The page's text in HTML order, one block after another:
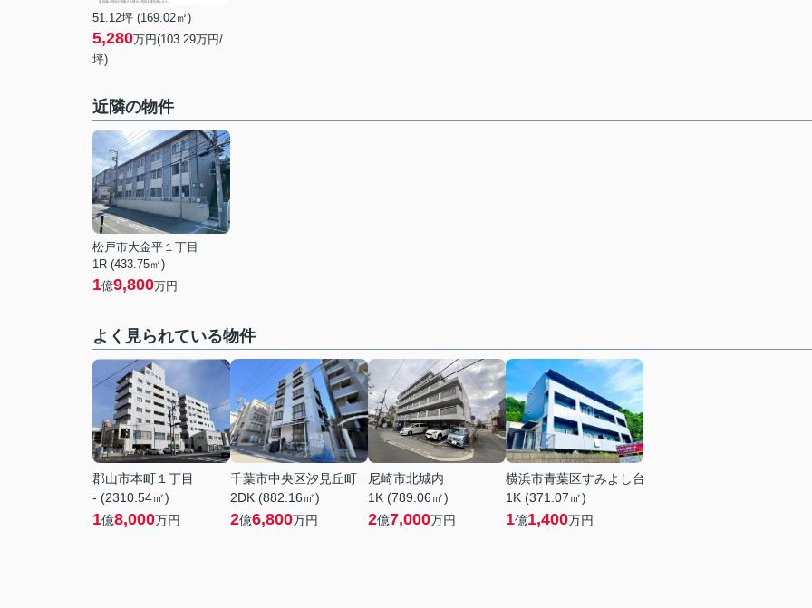
51.12坪 (169.02㎡)
5,280万円(103.29万円/
坪)
近隣の物件
松戸市大金平１丁目
1R (433.75㎡)
1億9,800万円
よく見られている物件
郡山市本町１丁目
- (2310.54㎡)
1億8,000万円
千葉市中央区汐見丘町
2DK (882.16㎡)
2億6,800万円
尼崎市北城内
1K (789.06㎡)
2億7,000万円
横浜市青葉区すみよし台
1K (371.07㎡)
1億1,400万円